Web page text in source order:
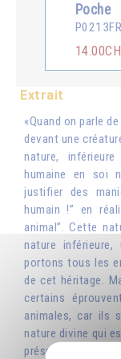
Poche
P0213FR
Extrait
«Quand on parle
devant une
nature,
humaine en soi
justifier des
humain !” en
animal”. Cette
nature
portons tous les
de cet héritage.
certains
animales, car ils
nature divine qui
préserver et nourrir.»